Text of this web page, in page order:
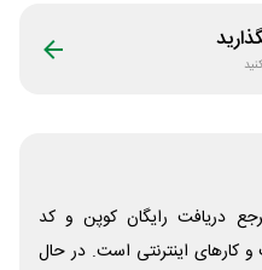
دریافت رایگان کوپن و کد
کارهای اینترنتی است. در حال